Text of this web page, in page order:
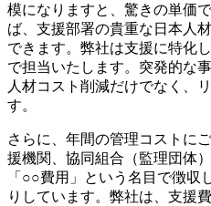
模になりますと、驚きの単価
ば、支援部署の貴重な日本人
できます。弊社は支援に特化
で担当いたします。突発的な
人材コスト削減だけでなく、
す。
さらに、年間の管理コストに
援機関、協同組合（監理団体
「○○費用」という名目で徴収
りしています。弊社は、支援